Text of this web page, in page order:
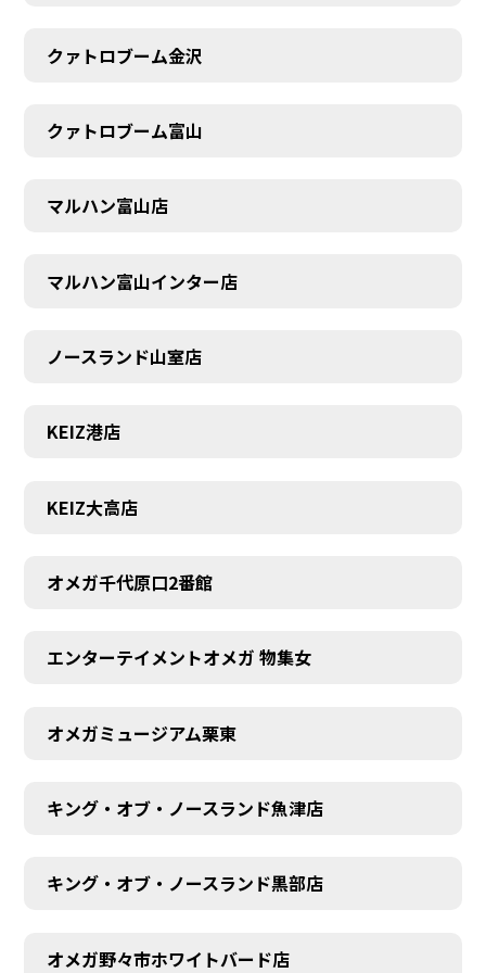
クァトロブーム金沢
クァトロブーム富山
マルハン富山店
マルハン富山インター店
ノースランド山室店
KEIZ港店
KEIZ大高店
オメガ千代原口2番館
エンターテイメントオメガ 物集女
オメガミュージアム栗東
キング・オブ・ノースランド魚津店
キング・オブ・ノースランド黒部店
オメガ野々市ホワイトバード店